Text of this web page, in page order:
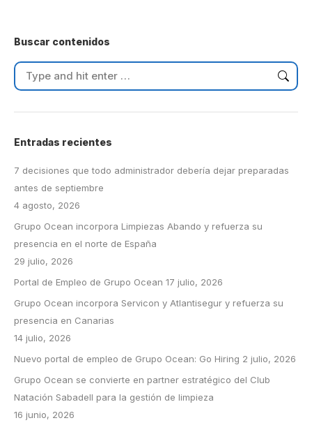
Buscar contenidos
Search:
Entradas recientes
7 decisiones que todo administrador debería dejar preparadas
antes de septiembre
4 agosto, 2026
Grupo Ocean incorpora Limpiezas Abando y refuerza su
presencia en el norte de España
29 julio, 2026
Portal de Empleo de Grupo Ocean 17 julio, 2026
Grupo Ocean incorpora Servicon y Atlantisegur y refuerza su
presencia en Canarias
14 julio, 2026
Nuevo portal de empleo de Grupo Ocean: Go Hiring 2 julio, 2026
Grupo Ocean se convierte en partner estratégico del Club
Natación Sabadell para la gestión de limpieza
16 junio, 2026